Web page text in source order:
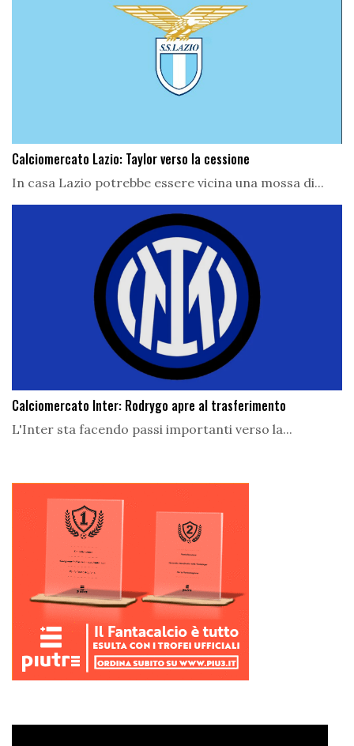
Calciomercato Lazio: Taylor verso la cessione
In casa Lazio potrebbe essere vicina una mossa di...
Calciomercato Inter: Rodrygo apre al trasferimento
L'Inter sta facendo passi importanti verso la...